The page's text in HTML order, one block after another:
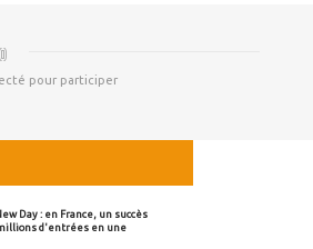
(0)
pour participer
Day : en France, un succès
d'entrées en une